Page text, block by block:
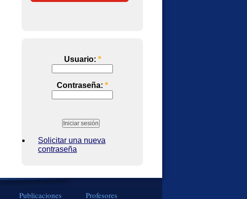
Usuario: *
Contraseña: *
Solicitar una nueva
contraseña
Publicaciones Profesores